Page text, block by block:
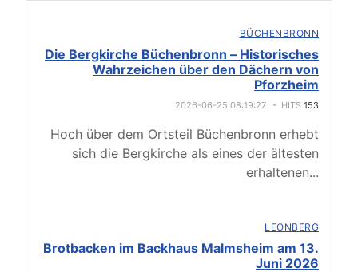
BÜCHENBRONN
Die Bergkirche Büchenbronn – Historisches
Wahrzeichen über den Dächern von
Pforzheim
2026-06-25 08:19:27 HITS 153
Hoch über dem Ortsteil Büchenbronn erhebt
sich die Bergkirche als eines der ältesten
erhaltenen...
LEONBERG
Brotbacken im Backhaus Malmsheim am 13.
Juni 2026